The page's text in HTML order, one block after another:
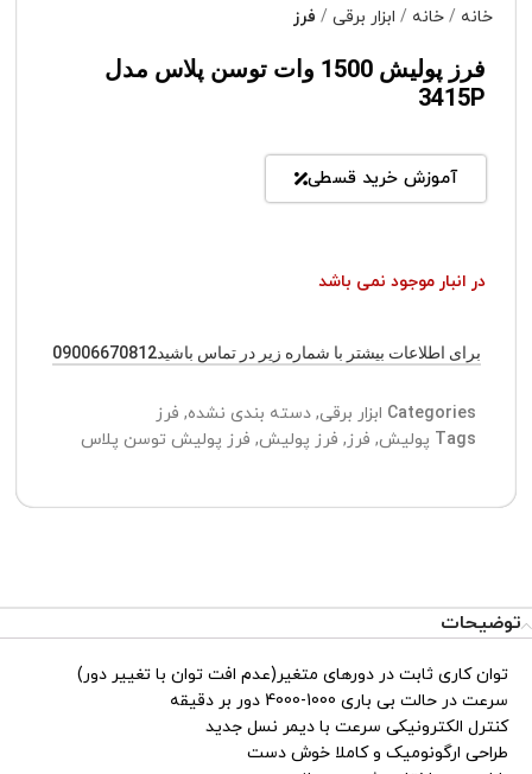
خانه خانه ابزار برقی فرز
فرز پولیش 1500 وات توسن پلاس مدل
3415P
آموزش خرید قسطی
در انبار موجود نمی باشد
برای اطلاعات بیشتر با شماره زیر در تماس باشید09006670812
Categories ابزار برقی, دسته بندی نشده, فرز
Tags پولیش, فرز, فرز پولیش, فرز پولیش توسن پلاس
توضیحات
توان کاری ثابت در دورهای متغیر(عدم افت توان با تغییر دور)
سرعت در حالت بی باری 1000-4000 دور بر دقیقه
کنترل الکترونیکی سرعت با دیمر نسل جدید
طراحی ارگونومیک و کاملا خوش دست